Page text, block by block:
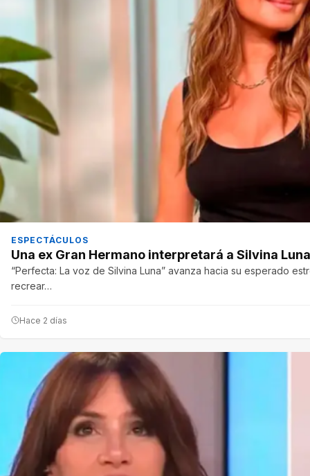
ESPECTÁCULOS
Una ex Gran Hermano interpretará a Silvina
“Perfecta: La voz de Silvina Luna” avanza hacia su esperado
recrear…
Hace 2 días